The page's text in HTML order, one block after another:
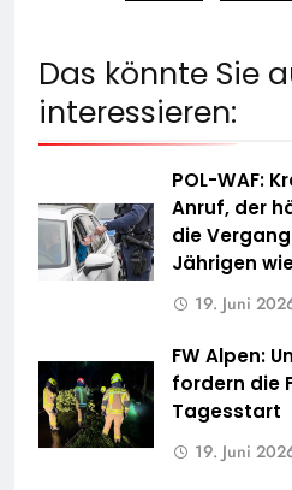
Das könnte Sie
interessieren:
POL-WAF:
Anruf, der
die
Jährigen
19. Juni
FW Alpen:
fordern die
Tagesstart
19. Juni